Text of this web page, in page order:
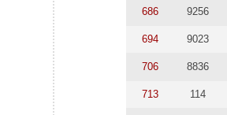
686 9256
694 9023
706 8836
713 114